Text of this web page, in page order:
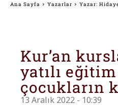
Kur’an
yatılı
çocukların
13 Aralık 2022 - 10:39
Ana Sayfa Yazarlar Yazar: